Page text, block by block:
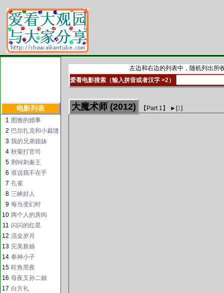
电影列表
1 图雅的婚事
2 巴尔扎克和小裁缝
3 我的兄弟姐妹
4 秋菊打官司
5 荆轲刺秦王
6 谁说我不在乎
7 孔雀
8 三峡好人
9 每当变幻时
10 两个人的房间
11 闪闪的红星
12 流金岁月
13 完美新娘
14 拳神小子
15 旺角黑夜
16 母夜叉孙二娘
17 白方礼
左边和右边的列表中，随机列出所
爱看电影搜索（输入拼音或者汉字 >2）
大魔术师 (2012) 【Part 1 】 ► [1]